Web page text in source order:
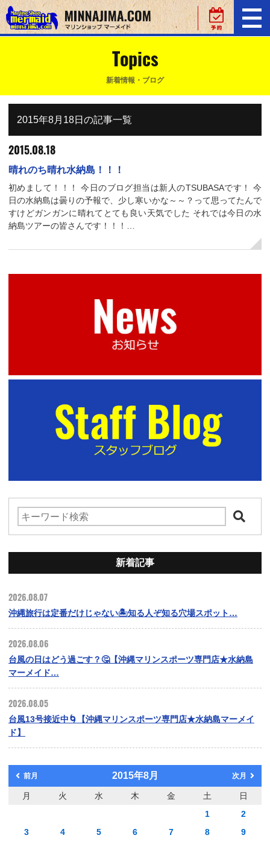
Topics
新着情報・ブログ
2015年8月18日の記事一覧
2015.08.18
晴れのち晴れ水納島！！！
初めまして！！！ 今日のブログ担当は新人のTSUBASAです！ 今
日の水納島は曇りの予報で、少し寒いかな～～？って思ってたんで
すけどガンガンに晴れてとても良い天気でした それでは今日の水
納島ツアーの皆さんです！！！…
新着記事
2026.08.07
沖縄旅行は定番だけじゃない🏝️知る人ぞ知る穴場スポット…
2026.08.06
台風の日はどう過ごす？🤔【沖縄マリンスポーツ専門店★水納島
マーメイド…
2026.08.05
台風13号接近中🌀【沖縄マリンスポーツ専門店★水納島マーメイ
ド】
前月 2015年8月 次月
月 火 水 木 金 土
日
1
2
3
4 5 6 7 8
9